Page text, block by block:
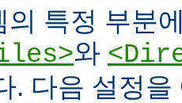
의 특정 부분
와
. 다음 설정을